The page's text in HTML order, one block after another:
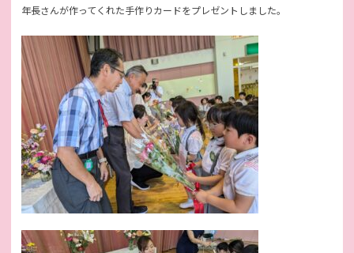
年長さんが作ってくれた手作りカードをプレゼントしました。